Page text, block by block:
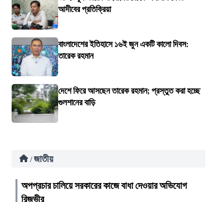
আদীবের প্রতিক্রিয়া
বাংলাদেশের ইতিহাসে ১৬ই জুন একটি কালো দিবস:
তারেক রহমান
দেশে ফিরে আসছেন তারেক রহমান; প্রস্তুত করা হচ্ছে
গুলশানের বাড়ি
/ জাতীয়
অপপ্রচার চালিয়ে সরকারের কাজে বাধা দেওয়ার অভিযোগ
রিজভীর